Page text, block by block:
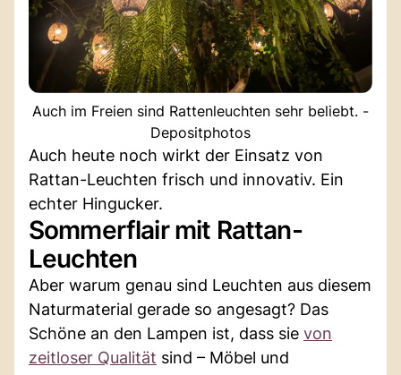
Auch im Freien sind Rattenleuchten sehr beliebt. -
Depositphotos
Auch heute noch wirkt der Einsatz von
Rattan-Leuchten frisch und innovativ. Ein
echter Hingucker.
Sommerflair mit Rattan-
Leuchten
Aber warum genau sind Leuchten aus diesem
Naturmaterial gerade so angesagt? Das
Schöne an den Lampen ist, dass sie von
zeitloser Qualität sind – Möbel und